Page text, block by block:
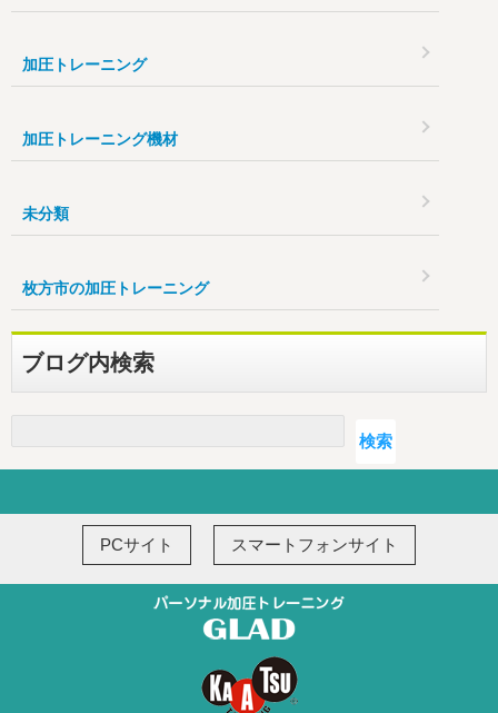
加圧トレーニング
加圧トレーニング機材
未分類
枚方市の加圧トレーニング
ブログ内検索
検索
PCサイト スマートフォンサイト